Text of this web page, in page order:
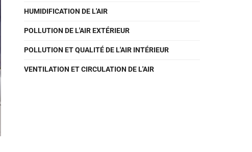
HUMIDIFICATION DE L'AIR
POLLUTION DE L'AIR EXTÉRIEUR
POLLUTION ET QUALITÉ DE L'AIR INTÉRIEUR
VENTILATION ET CIRCULATION DE L'AIR